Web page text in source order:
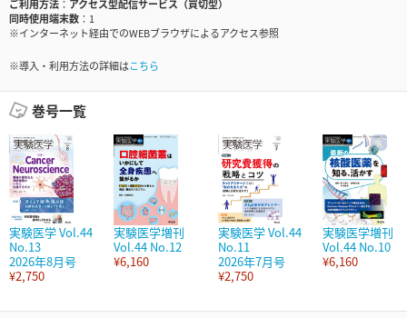
ご利用方法
アクセス型配信サービス（買切型）
同時使用端末数
1
※インターネット経由でのWEBブラウザによるアクセス参照
※導入・利用方法の詳細はこちら
巻号一覧
実験医学 Vol.44
No.13
2026年8月号
¥2,750
実験医学増刊
Vol.44 No.12
¥6,160
実験医学 Vol.44
No.11
2026年7月号
¥2,750
実験医学増刊
Vol.44 No.10
¥6,160